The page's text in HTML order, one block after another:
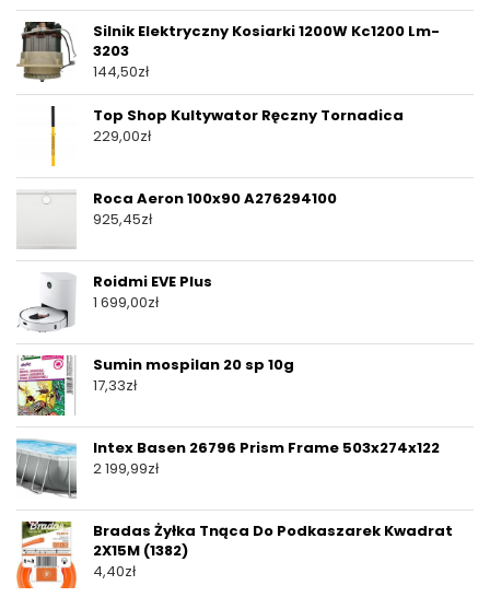
Silnik Elektryczny Kosiarki 1200W Kc1200 Lm-
3203
144,50zł
Top Shop Kultywator Ręczny Tornadica
229,00zł
Roca Aeron 100x90 A276294100
925,45zł
Roidmi EVE Plus
1 699,00zł
Sumin mospilan 20 sp 10g
17,33zł
Intex Basen 26796 Prism Frame 503x274x122
2 199,99zł
Bradas Żyłka Tnąca Do Podkaszarek Kwadrat
2X15M (1382)
4,40zł